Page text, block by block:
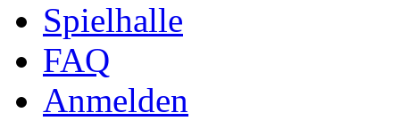
Spielhalle
FAQ
Anmelden